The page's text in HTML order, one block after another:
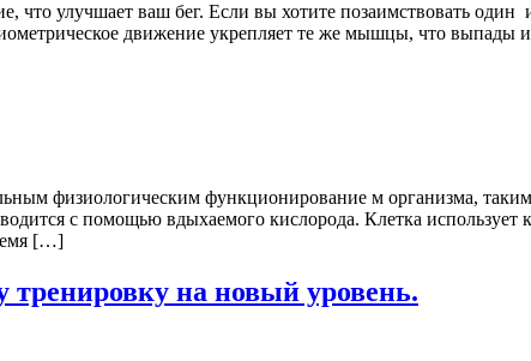
улучшает ваш бег. Если вы хотите позаимствовать один
движение укрепляет те же мышцы, что выпады
физиологическим функционирование м организма,
с помощью вдыхаемого кислорода. Клетка использует
[…]
на новый уровень.